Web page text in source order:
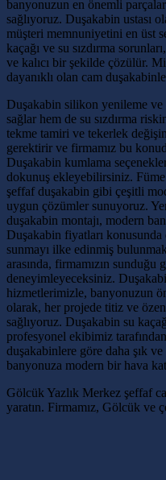
banyonuzun en önemli
sağlıyoruz. Duşakabin ustası
müşteri memnuniyetini en üst
kaçağı ve su sızdırma
ve kalıcı bir şekilde çözülür.
dayanıklı olan cam
Duşakabin silikon yenileme
sağlar hem de su sızdırma
tekme tamiri ve tekerlek
gerektirir ve firmamız bu
Duşakabin kumlama
dokunuş ekleyebilirsiniz.
şeffaf duşakabin gibi çeşitli
uygun çözümler sunuyoruz.
duşakabin montajı, modern
Duşakabin fiyatları
sunmayı ilke edinmiş
arasında, firmamızın
deneyimleyeceksiniz.
hizmetlerimizle, banyonuzun
olarak, her projede titiz ve
sağlıyoruz. Duşakabin su
profesyonel ekibimiz
duşakabinlere göre daha şık
banyonuza modern bir hava
Gölcük Yazlık Merkez şeffaf
yaratın. Firmamız, Gölcük ve